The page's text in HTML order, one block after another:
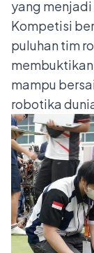
yang
Kompetisi
puluhan tim
mampu
robotika